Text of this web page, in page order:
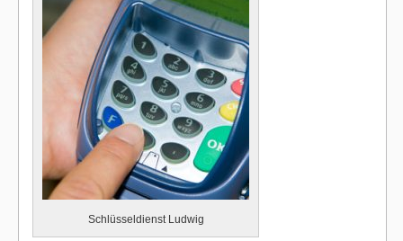
Schlüsseldienst Ludwig